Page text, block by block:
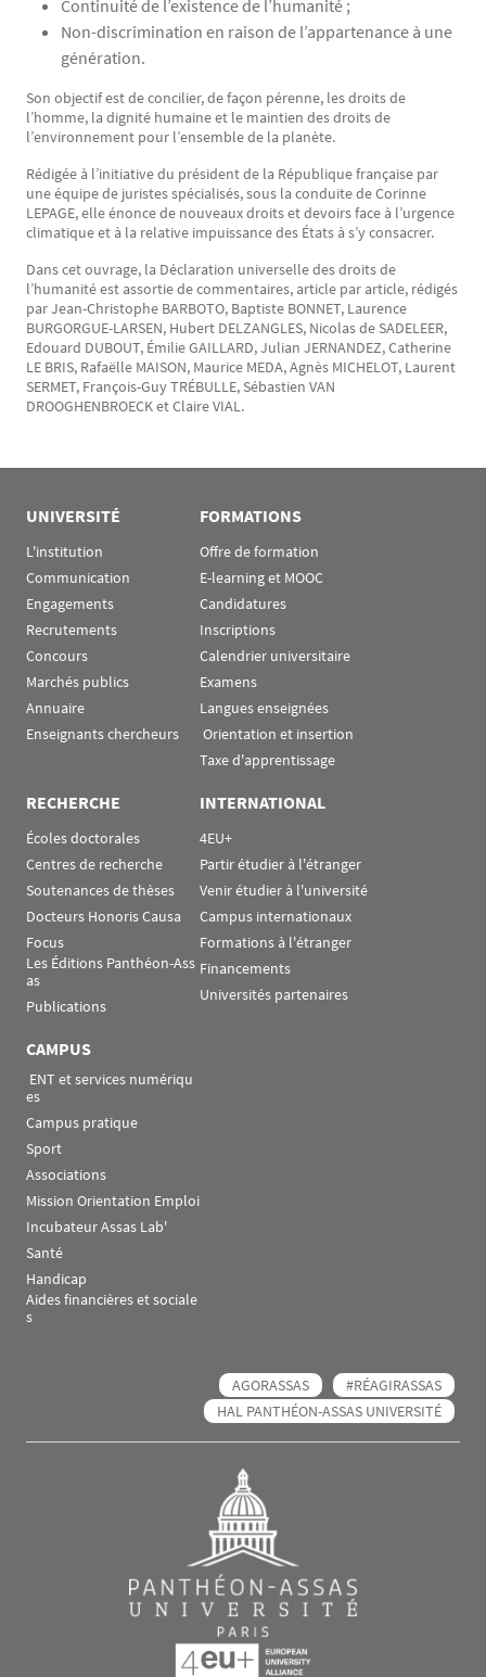
Continuité de l’existence de l’humanité ;
Non-discrimination en raison de l’appartenance à une
génération.
Son objectif est de concilier, de façon pérenne, les droits de
l’homme, la dignité humaine et le maintien des droits de
l’environnement pour l’ensemble de la planète.
Rédigée à l’initiative du président de la République française par
une équipe de juristes spécialisés, sous la conduite de Corinne
LEPAGE, elle énonce de nouveaux droits et devoirs face à l’urgence
climatique et à la relative impuissance des États à s’y consacrer.
Dans cet ouvrage, la Déclaration universelle des droits de
l’humanité est assortie de commentaires, article par article, rédigés
par Jean-Christophe BARBOTO, Baptiste BONNET, Laurence
BURGORGUE-LARSEN, Hubert DELZANGLES, Nicolas de SADELEER,
Edouard DUBOUT, Émilie GAILLARD, Julian JERNANDEZ, Catherine
LE BRIS, Rafaëlle MAISON, Maurice MEDA, Agnès MICHELOT, Laurent
SERMET, François-Guy TRÉBULLE, Sébastien VAN
DROOGHENBROECK et Claire VIAL.
UNIVERSITÉ
L'institution
Communication
Engagements
Recrutements
Concours
Marchés publics
Annuaire
Enseignants chercheurs
FORMATIONS
Offre de formation
E-learning et MOOC
Candidatures
Inscriptions
Calendrier universitaire
Examens
Langues enseignées
Orientation et insertion
Taxe d'apprentissage
RECHERCHE
Écoles doctorales
Centres de recherche
Soutenances de thèses
Docteurs Honoris Causa
Focus
Les Éditions Panthéon-Ass
as
Publications
INTERNATIONAL
4EU+
Partir étudier à l'étranger
Venir étudier à l'université
Campus internationaux
Formations à l'étranger
Financements
Universités partenaires
CAMPUS
es
Campus pratique
Sport
Associations
Mission Orientation Emploi
Incubateur Assas Lab'
Santé
Handicap
Aides financières et sociale
s
AGORASSAS
#RÉAGIRASSAS
HAL PANTHÉON-ASSAS UNIVERSITÉ